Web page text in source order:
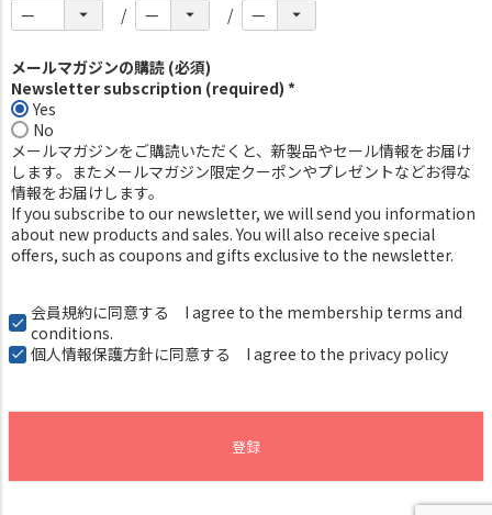
メールマガジンの購読 (必須)
Newsletter subscription (required) *
Yes
No
メールマガジンをご購読いただくと、新製品やセール情報をお届け
します。またメールマガジン限定クーポンやプレゼントなどお得な
情報をお届けします。
If you subscribe to our newsletter, we will send you information
about new products and sales. You will also receive special
offers, such as coupons and gifts exclusive to the newsletter.
会員規約に同意する I agree to the membership terms and
conditions.
個人情報保護方針に同意する I agree to the privacy policy
登録